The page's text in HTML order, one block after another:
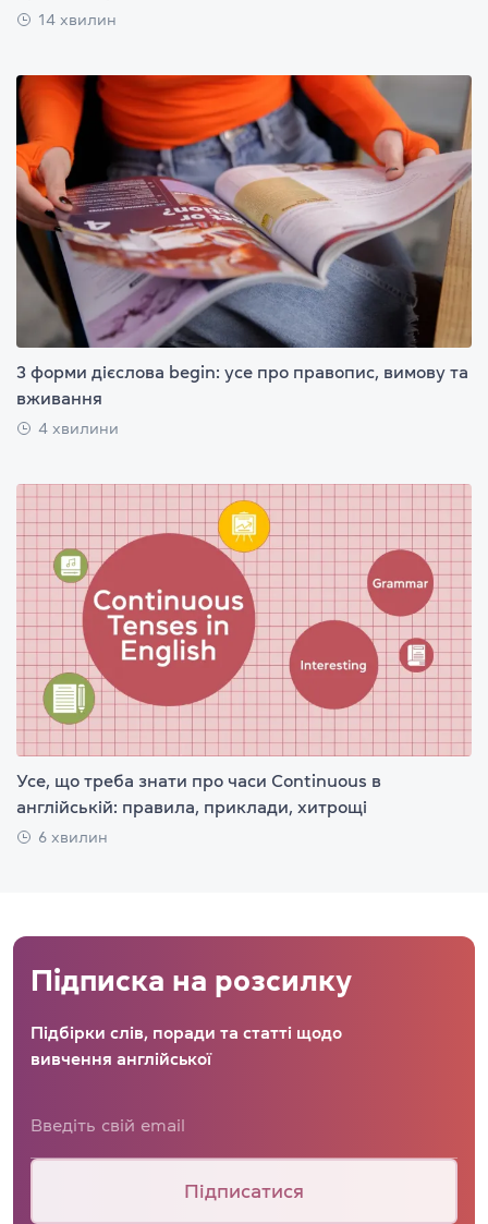
14 хвилин
3 форми дієслова begin: усе про правопис, вимову та
вживання
4 хвилини
Усе, що треба знати про часи Continuous в
англійській: правила, приклади, хитрощі
6 хвилин
Підписка на розсилку
Підбірки слів, поради та статті щодо
вивчення англійської
Підписатися